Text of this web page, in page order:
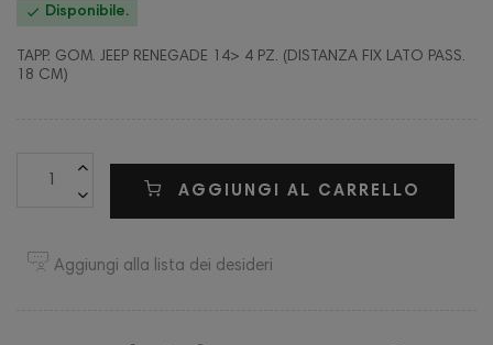
 Disponibile.
TAPP. GOM. JEEP RENEGADE 14> 4 PZ. (DISTANZA FIX LATO PASS.
18 CM)
AGGIUNGI AL CARRELLO
Aggiungi alla lista dei desideri